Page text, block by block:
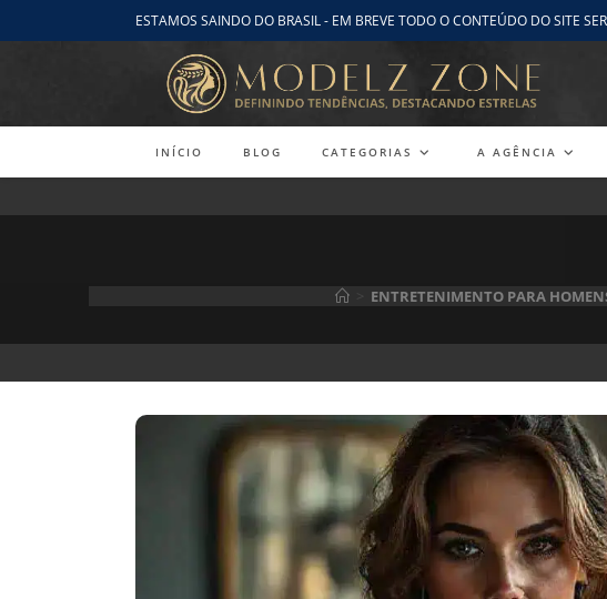
para
ESTAMOS SAINDO DO BRASIL - EM BREVE TODO O CONTEÚDO DO SITE
INÍCIO BLOG CATEGORIAS A AGÊNCIA
ENTRETENIMENTO PARA